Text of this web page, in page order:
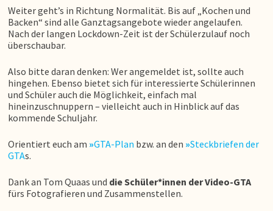
Weiter geht’s in Richtung Normalität. Bis auf „Kochen und
Backen“ sind alle Ganztagsangebote wieder angelaufen.
Nach der langen Lockdown-Zeit ist der Schülerzulauf noch
überschaubar.
Also bitte daran denken: Wer angemeldet ist, sollte auch
hingehen. Ebenso bietet sich für interessierte Schülerinnen
und Schüler auch die Möglichkeit, einfach mal
hineinzuschnuppern – vielleicht auch in Hinblick auf das
kommende Schuljahr.
Orientiert euch am »GTA-Plan bzw. an den »Steckbriefen der
GTAs.
Dank an Tom Quaas und die Schüler*innen der Video-GTA
fürs Fotografieren und Zusammenstellen.